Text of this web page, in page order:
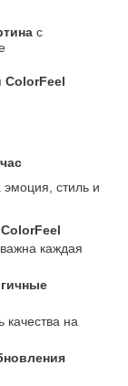
с
ColorFeel
стиль и
каждая
качества на